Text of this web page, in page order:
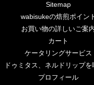
始のご案内。の巻
なりまして… はい、今かい
ょうが年末年始のwabisuke
Sitemap
wabisukeの焙煎ポイン
お買い物の詳しいご案
カート
ケータリングサービス
ドゥミタス、ネルドリップを
プロフィール